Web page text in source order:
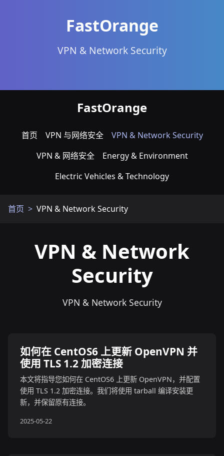
FastOrange
VPN & Network Security
FastOrange
首页 VPN 与网络安全
VPN & Network Security
VPN & 网络安全
Energy & Environment
Electric Vehicles & Technology
首页 VPN & Network Security
VPN & Network
Security
VPN & Network Security
如何在 CentOS6 上更新 OpenVPN 并
使用 TLS 1.2 加密连接
本文将指导您如何在 CentOS6 上更新 OpenVPN，并配置
使用 TLS 1.2 加密连接。我们将使用 tarball 编译安装更
新，并保留原有连接。
2025-05-22